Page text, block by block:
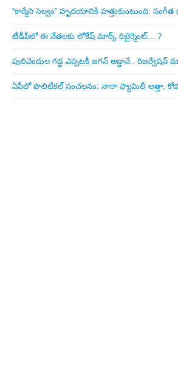
“కార్మేని సెల్వం” హృదయానికి హత్తుకుంటుంది:
టీడీపీలో ఈ నేత‌ల‌కు లోకేష్ మార్క్ రిటైర్మెంట్‌… ?
పులివెందుల గ‌డ్డ ఎప్ప‌ట‌కీ జ‌గ‌న్ అడ్డానే.. రిజ‌ర్వేష‌న్
ఏపీలో పొలిటిక‌ల్ సంచ‌ల‌నం: నారా ఫ్యామిలీ అత్తా,